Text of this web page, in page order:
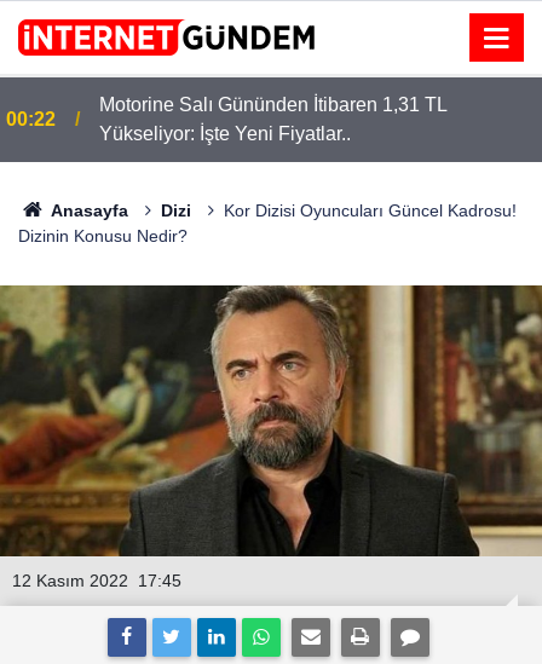
00:22
Motorine Salı Gününden İtibaren 1,31 TL
Yükseliyor: İşte Yeni Fiyatlar..
Anasayfa Dizi
Kor Dizisi Oyuncuları Güncel Kadrosu!
Dizinin Konusu Nedir?
17:45
12 Kasım 2022